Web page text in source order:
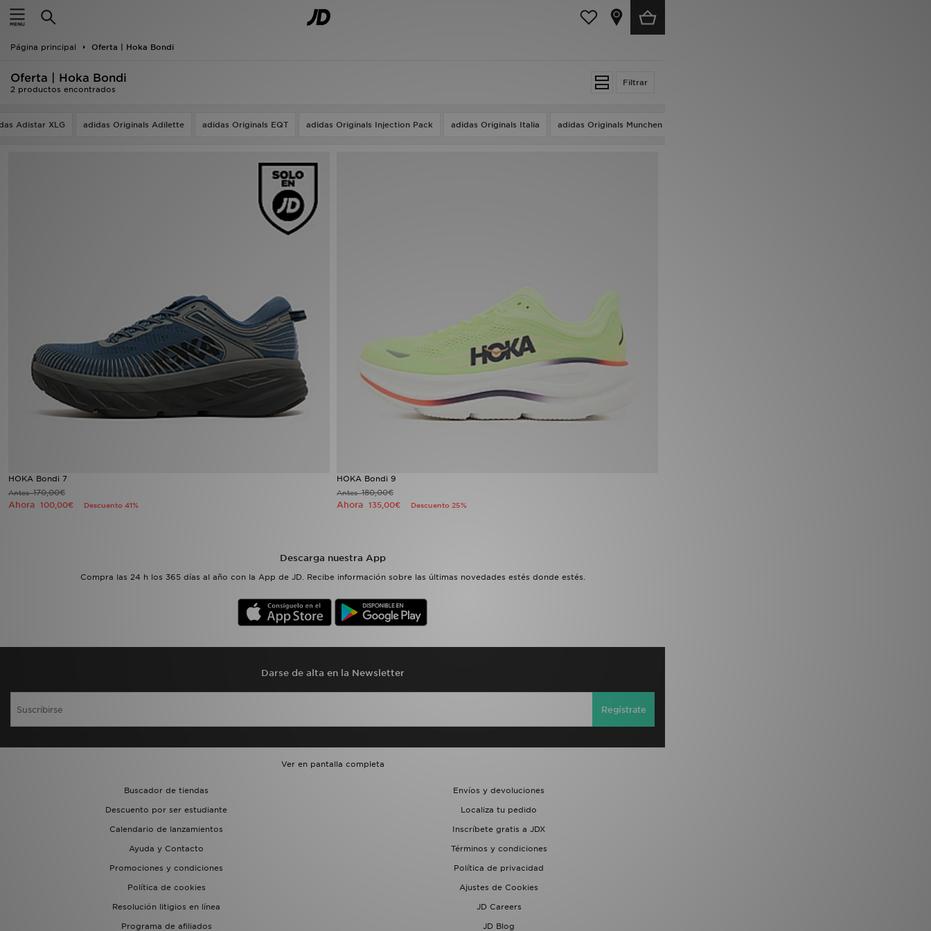
Página principal Oferta | Hoka Bondi
Filtrar
Oferta | Hoka Bondi
2 productos encontrados
Adistar XLG adidas Originals Adilette adidas Originals EQT adidas Originals Injection Pack adidas Originals Italia adidas Originals Munchen
HOKA Bondi 7
Antes170,00€
Ahora 100,00€ Descuento 41%
HOKA Bondi 9
Antes180,00€
Ahora 135,00€ Descuento 25%
Descarga nuestra App
Compra las 24 h los 365 días al año con la App de JD. Recibe información sobre las últimas novedades estés donde estés.
Darse de alta en la Newsletter
Regístrate
Ver en pantalla completa
Buscador de tiendas
Envíos y devoluciones
Descuento por ser estudiante
Localiza tu pedido
Calendario de lanzamientos
Inscríbete gratis a JDX
Ayuda y Contacto
Términos y condiciones
Promociones y condiciones
Política de privacidad
Política de cookies
Ajustes de Cookies
Resolución litigios en línea
JD Careers
Programa de afiliados
JD Blog
Hombre
Mujer
Niños